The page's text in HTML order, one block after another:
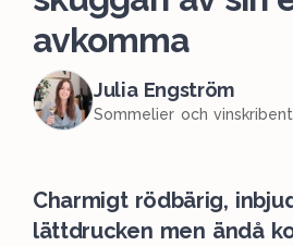
avkomma
Julia Engström
Sommelier och vinskribent
Charmigt rödbärig,
lättdrucken men ändå